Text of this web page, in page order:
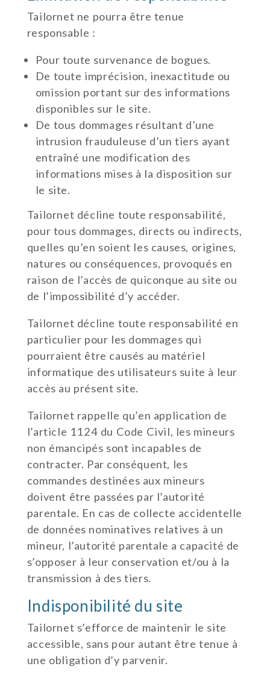
Tailornet ne pourra être tenue
responsable :
Pour toute survenance de bogues.
De toute imprécision, inexactitude ou
omission portant sur des informations
disponibles sur le site.
De tous dommages résultant d’une
intrusion frauduleuse d’un tiers ayant
entraîné une modification des
informations mises à la disposition sur
le site.
Tailornet décline toute responsabilité,
pour tous dommages, directs ou indirects,
quelles qu’en soient les causes, origines,
natures ou conséquences, provoqués en
raison de l’accès de quiconque au site ou
de l’impossibilité d’y accéder.
Tailornet décline toute responsabilité en
particulier pour les dommages qui
pourraient être causés au matériel
informatique des utilisateurs suite à leur
accès au présent site.
Tailornet rappelle qu’en application de
l’article 1124 du Code Civil, les mineurs
non émancipés sont incapables de
contracter. Par conséquent, les
commandes destinées aux mineurs
doivent être passées par l’autorité
parentale. En cas de collecte accidentelle
de données nominatives relatives à un
mineur, l’autorité parentale a capacité de
s’opposer à leur conservation et/ou à la
transmission à des tiers.
Indisponibilité du site
Tailornet s’efforce de maintenir le site
accessible, sans pour autant être tenue à
une obligation d’y parvenir.